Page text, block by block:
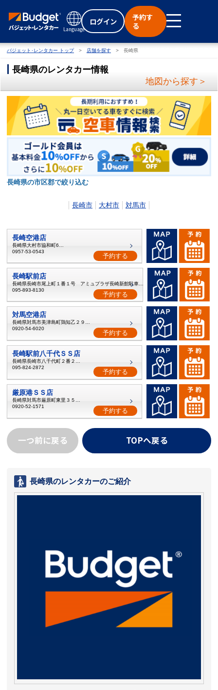
Language
ログイン
予約す
る
バジェット･レンタカー トップ 店舗を探す 長崎県
長崎県のレンタカー情報
地図から探す＞
長崎県の市区郡で絞り込む
長崎市 大村市 対馬市
長崎空港店
0957-53-0543
予約する
長崎駅前店
095-893-8130
予約する
対馬空港店
長崎県対馬市美津島町鶏知乙２９３−２
0920-54-6020
予約する
長崎駅前八千代ＳＳ店
長崎県長崎市八千代町２番２５号
095-824-2872
予約する
厳原港ＳＳ店
0920-52-1571
予約する
一つ前に戻る TOPへ戻る
長崎県のレンタカーのご紹介